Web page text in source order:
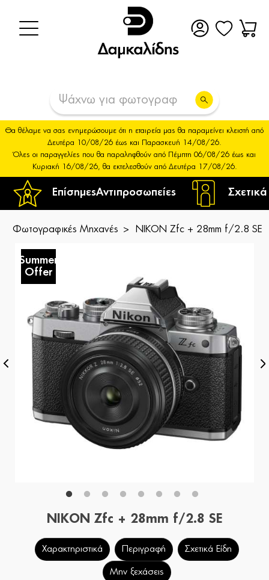
ΕπίσημεςΑντιπροσωπείες
Θα θέλαμε να σας ενημερώσουμε ότι η εταιρεία μας θα παραμείνει κλειστή από
Δευτέρα 10/08/26 έως και Παρασκευή 14/08/26.
Όλες οι παραγγελίες που θα παραληφθούν από Πέμπτη 06/08/26 έως και
Κυριακή 16/08/26, θα εκτελεσθούν από Δευτέρα 17/08/26.
Φωτογραφικές Μηχανές NIKON Zfc + 28mm f/2.8 SE
Summer
Offer
NIKON Zfc + 28mm f/2.8 SE
Χαρακτηριστικά Περιγραφή Σχετικά Είδη
Μην ξεχάσεις